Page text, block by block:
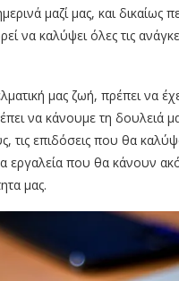
μαζί μας, και δικαίως
να καλύψει όλες τις
μας ζωή, πρέπει να
να κάνουμε τη δουλειά
τις επιδόσεις που θα
εργαλεία που θα κάνουν
μας.